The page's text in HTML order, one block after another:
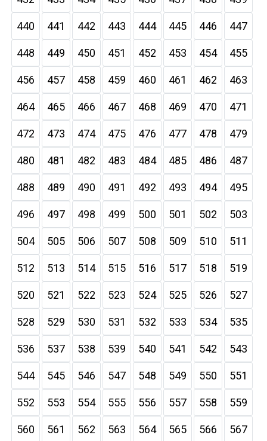
440 441 442 443 444 445 446 447
448 449 450 451 452 453 454 455
456 457 458 459 460 461 462 463
464 465 466 467 468 469 470 471
472 473 474 475 476 477 478 479
480 481 482 483 484 485 486 487
488 489 490 491 492 493 494 495
496 497 498 499 500 501 502 503
504 505 506 507 508 509 510 511
512 513 514 515 516 517 518 519
520 521 522 523 524 525 526 527
528 529 530 531 532 533 534 535
536 537 538 539 540 541 542 543
544 545 546 547 548 549 550 551
552 553 554 555 556 557 558 559
560 561 562 563 564 565 566 567